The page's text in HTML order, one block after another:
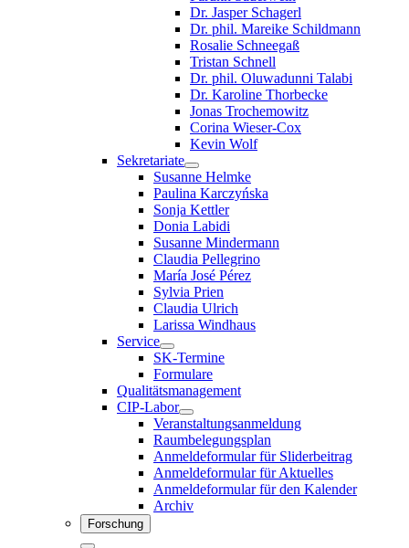
Dr. Jasper Schagerl
Dr. phil. Mareike Schildmann
Rosalie Schneegaß
Tristan Schnell
Dr. phil. Oluwadunni Talabi
Dr. Karoline Thorbecke
Jonas Trochemowitz
Corina Wieser-Cox
Kevin Wolf
Sekretariate
Susanne Helmke
Paulina Karczyńska
Sonja Kettler
Donia Labidi
Susanne Mindermann
Claudia Pellegrino
María José Pérez
Sylvia Prien
Claudia Ulrich
Larissa Windhaus
Service
SK-Termine
Formulare
Qualitätsmanagement
CIP-Labor
Veranstaltungsanmeldung
Raumbelegungsplan
Anmeldeformular für Sliderbeitrag
Anmeldeformular für Aktuelles
Anmeldeformular für den Kalender
Archiv
Forschung